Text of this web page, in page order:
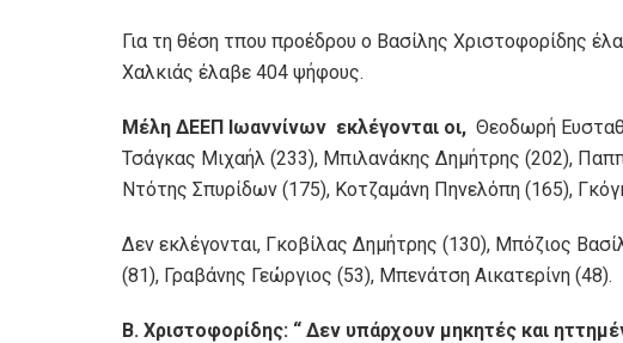
Για τη θέση τπου προέδρου ο Βασίλης Χριστοφορίδης
Χαλκιάς έλαβε 404 ψήφους.
Μέλη ΔΕΕΠ Ιωαννίνων εκλέγονται οι, Θεοδωρή
Τσάγκας Μιχαήλ (233), Μπιλανάκης Δημήτρης (202),
Ντότης Σπυρίδων (175), Κοτζαμάνη Πηνελόπη (165),
Δεν εκλέγονται, Γκοβίλας Δημήτρης (130), Μπόζιος
(81), Γραβάνης Γεώργιος (53), Μπενάτση Αικατερίνη (48).
Β. Χριστοφορίδης: “ Δεν υπάρχουν μηκητές και